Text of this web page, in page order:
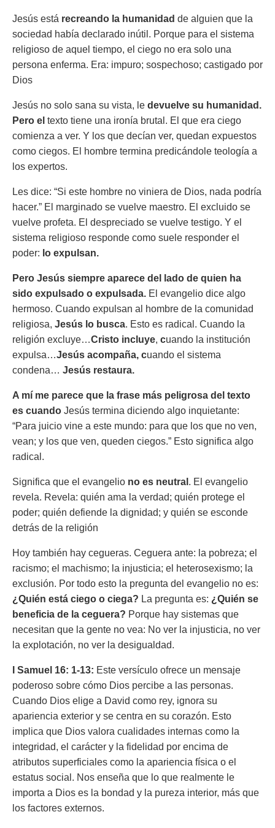
Jesús está recreando la humanidad de alguien que la
sociedad había declarado inútil. Porque para el sistema
religioso de aquel tiempo, el ciego no era solo una
persona enferma. Era: impuro; sospechoso; castigado por
Dios
Jesús no solo sana su vista, le devuelve su humanidad.
Pero el texto tiene una ironía brutal. El que era ciego
comienza a ver. Y los que decían ver, quedan expuestos
como ciegos. El hombre termina predicándole teología a
los expertos.
Les dice: “Si este hombre no viniera de Dios, nada podría
hacer.” El marginado se vuelve maestro. El excluido se
vuelve profeta. El despreciado se vuelve testigo. Y el
sistema religioso responde como suele responder el
poder: lo expulsan.
Pero Jesús siempre aparece del lado de quien ha
sido expulsado o expulsada. El evangelio dice algo
hermoso. Cuando expulsan al hombre de la comunidad
religiosa, Jesús lo busca. Esto es radical. Cuando la
religión excluye…Cristo incluye, cuando la institución
expulsa…Jesús acompaña, cuando el sistema
condena… Jesús restaura.
A mí me parece que la frase más peligrosa del texto
es cuando Jesús termina diciendo algo inquietante:
“Para juicio vine a este mundo: para que los que no ven,
vean; y los que ven, queden ciegos.” Esto significa algo
radical.
Significa que el evangelio no es neutral . El evangelio
revela. Revela: quién ama la verdad; quién protege el
poder; quién defiende la dignidad; y quién se esconde
detrás de la religión
Hoy también hay cegueras. Ceguera ante: la pobreza; el
racismo; el machismo; la injusticia; el heterosexismo; la
exclusión. Por todo esto la pregunta del evangelio no es:
¿Quién está ciego o ciega? La pregunta es: ¿Quién se
beneficia de la ceguera? Porque hay sistemas que
necesitan que la gente no vea: No ver la injusticia, no ver
la explotación, no ver la desigualdad.
I Samuel 16: 1-13: Este versículo ofrece un mensaje
poderoso sobre cómo Dios percibe a las personas.
Cuando Dios elige a David como rey, ignora su
apariencia exterior y se centra en su corazón. Esto
implica que Dios valora cualidades internas como la
integridad, el carácter y la fidelidad por encima de
atributos superficiales como la apariencia física o el
estatus social. Nos enseña que lo que realmente le
importa a Dios es la bondad y la pureza interior, más que
los factores externos.